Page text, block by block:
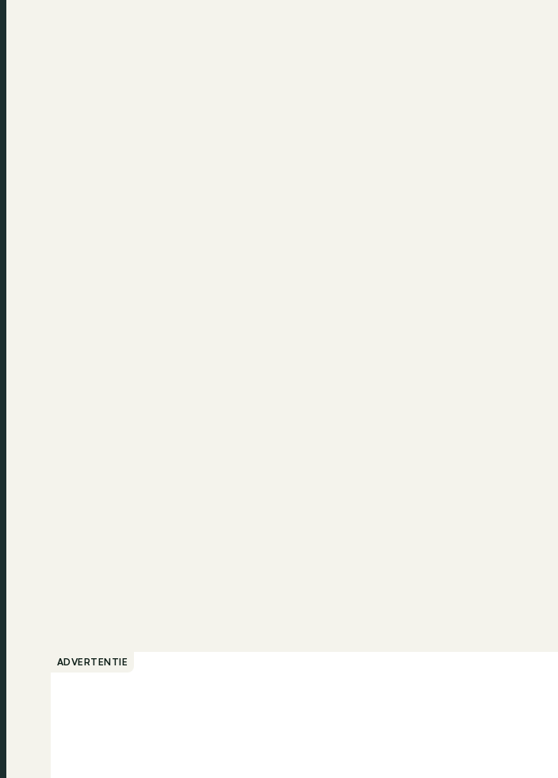
ADVERTENTIE